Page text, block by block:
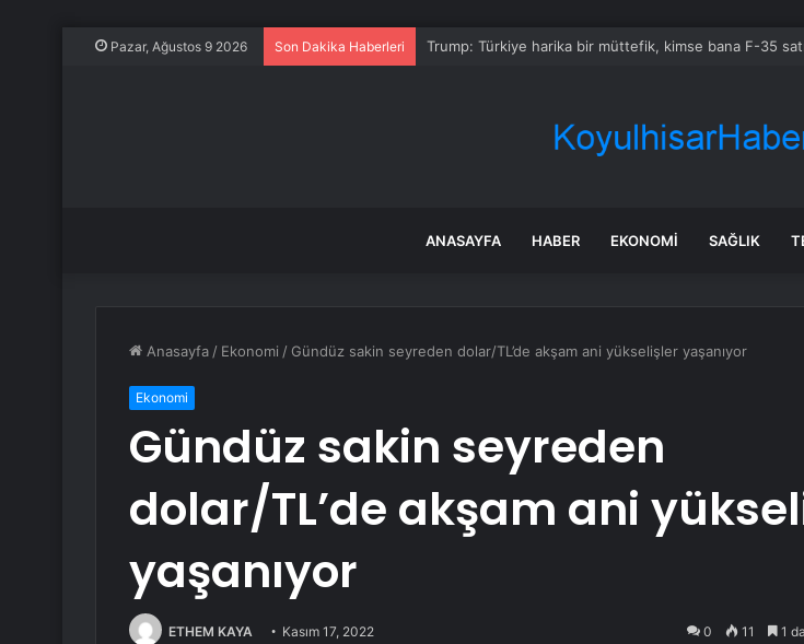
Pazar, Ağustos 9 2026 Son Dakika Haberleri Trump: Türkiye harika bir müttefik, kimse bana F-35
ANASAYFA HABER EKONOMI SAĞLIK
Anasayfa / Ekonomi / Gündüz sakin seyreden dolar/TL’de akşam ani yükselişler yaşanıyor
Ekonomi
Gündüz sakin seyreden
dolar/TL’de akşam ani
yaşanıyor
ETHEM KAYA Kasım 17, 2022 0 11 1